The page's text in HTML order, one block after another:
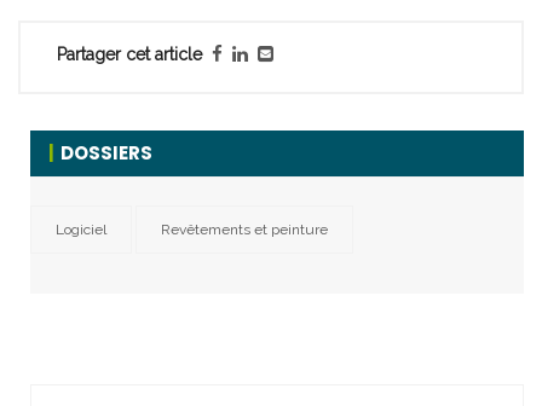
Partager cet article
DOSSIERS
Logiciel Revêtements et peinture